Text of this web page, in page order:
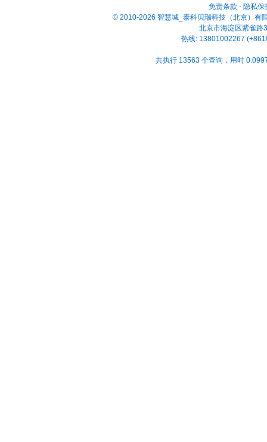
免责条款 - 隐私保
© 2010-2026 智慧城_泰科贝瑞科技（北京）有
北京市海淀区紫雀路
热线: 13801002267
共执行 13563 个查询，用时